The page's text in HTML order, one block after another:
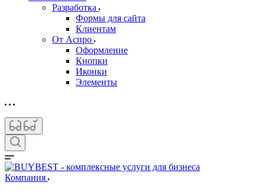
Разработка
Формы для сайта
Клиентам
От Аспро
Оформление
Кнопки
Иконки
Элементы
Компания